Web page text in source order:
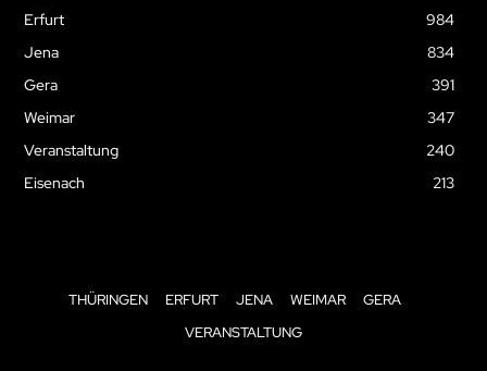
Erfurt
984
Jena
834
Gera
391
Weimar
347
Veranstaltung
240
Eisenach
213
THÜRINGEN ERFURT JENA WEIMAR
GERA
VERANSTALTUNG